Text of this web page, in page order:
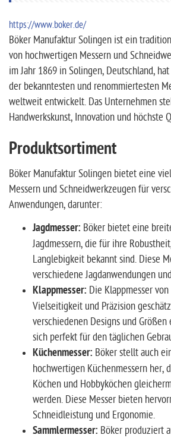
https://www.boker.de/
Böker Manufaktur Solingen ist ein
von hochwertigen Messern und
im Jahr 1869 in Solingen, Deutschland,
der bekanntesten und renommiertesten
weltweit entwickelt. Das Unternehmen
Handwerkskunst, Innovation und höchste
Produktsortiment
Böker Manufaktur Solingen bietet eine
Messern und Schneidwerkzeugen für
Anwendungen, darunter:
Jagdmesser: Böker bietet eine
Jagdmessern, die für ihre
Langlebigkeit bekannt sind. Diese
verschiedene Jagdanwendungen
Klappmesser: Die Klappmesser
Vielseitigkeit und Präzision
verschiedenen Designs und
sich perfekt für den täglichen
Küchenmesser: Böker stellt auch
hochwertigen Küchenmessern her,
Köchen und Hobbyköchen
werden. Diese Messer bieten
Schneidleistung und Ergonomie.
Sammlermesser: Böker produziert